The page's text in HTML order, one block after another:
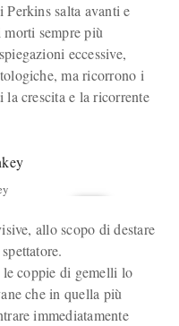
Perkins salta avanti e
sempre più
eccessive,
ma ricorrono i
crescita e la ricorrente
allo scopo di destare
coppie di gemelli lo
che in quella più
immediatamente